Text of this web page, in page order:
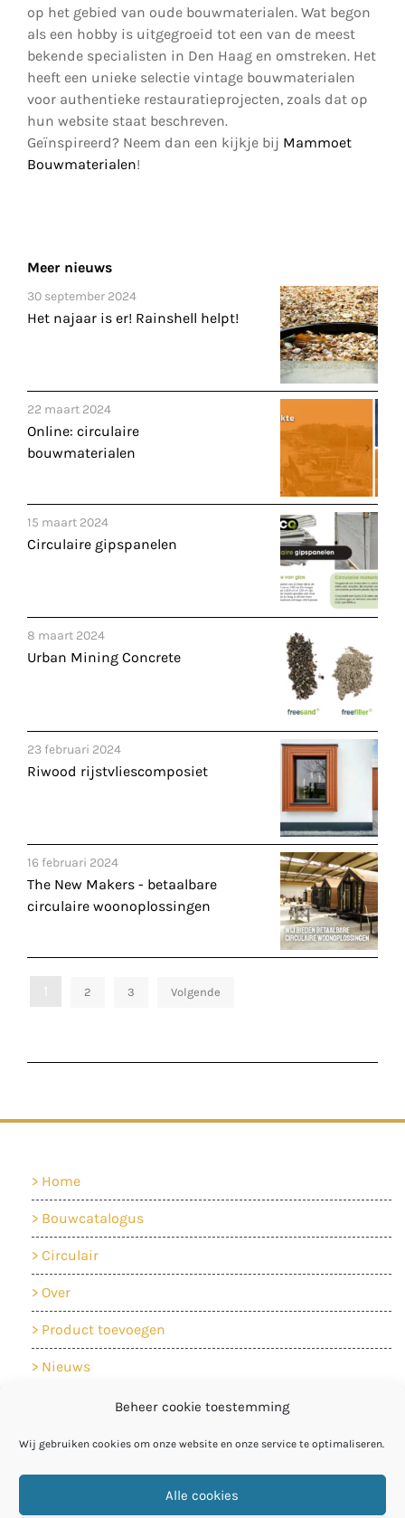
Beheer cookie toestemming
Wij gebruiken cookies om onze website en onze service te optimaliseren.
Alle cookies
op het gebied van oude bouwmaterialen. Wat begon
als een hobby is uitgegroeid tot een van de meest
bekende specialisten in Den Haag en omstreken. Het
heeft een unieke selectie vintage bouwmaterialen
voor authentieke restauratieprojecten, zoals dat op
hun website staat beschreven.
Geïnspireerd? Neem dan een kijkje bij Mammoet
Bouwmaterialen!
Meer nieuws
30 september 2024
Het najaar is er! Rainshell helpt!
22 maart 2024
Online: circulaire
bouwmaterialen
15 maart 2024
Circulaire gipspanelen
8 maart 2024
Urban Mining Concrete
23 februari 2024
Riwood rijstvliescomposiet
16 februari 2024
The New Makers - betaalbare
circulaire woonoplossingen
Berichten
2 3 Volgende
Home
Bouwcatalogus
Circulair
Over
Product toevoegen
Nieuws
Cookiebeleid
Privacyverklaring